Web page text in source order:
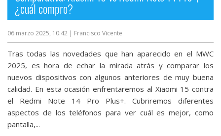
¿cuál compro?
06 marzo 2025, 10:42 | Francisco Vicente
Tras todas las novedades que han aparecido en el MWC
2025, es hora de echar la mirada atrás y comparar los
nuevos dispositivos con algunos anteriores de muy buena
calidad. En esta ocasión enfrentaremos al Xiaomi 15 contra
el Redmi Note 14 Pro Plus+. Cubriremos diferentes
aspectos de los teléfonos para ver cuál es mejor, como
pantalla,...